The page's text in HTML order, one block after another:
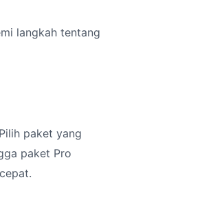
langkah tentang
paket yang
paket Pro